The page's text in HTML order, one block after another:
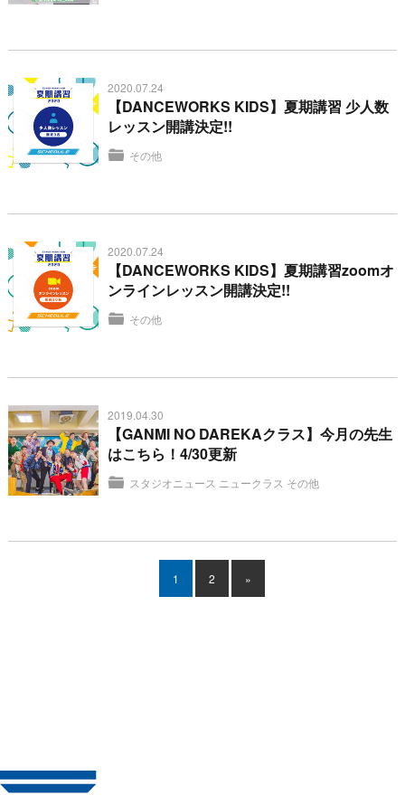
2020.07.24
【DANCEWORKS KIDS】夏期講習 少人数
レッスン開講決定!!
その他
2020.07.24
【DANCEWORKS KIDS】夏期講習zoomオ
ンラインレッスン開講決定!!
その他
2019.04.30
【GANMI NO DAREKAクラス】今月の先生
はこちら！4/30更新
スタジオニュース ニュークラス その他
1 2 »